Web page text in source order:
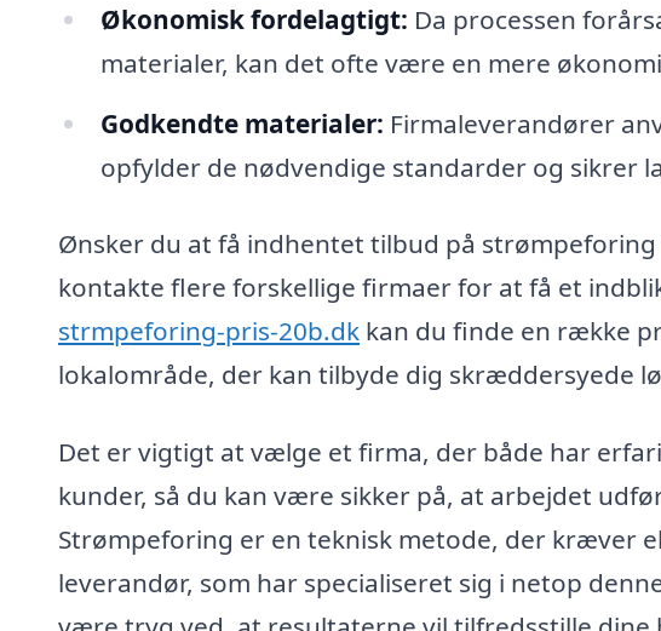
Økonomisk fordelagtigt: Da processen
materialer, kan det ofte være en mere
Godkendte materialer: Firmaleverandører
opfylder de nødvendige standarder og sikrer
Ønsker du at få indhentet tilbud på
kontakte flere forskellige firmaer for at få et
strmpeforing-pris-20b.dk kan du finde en række
lokalområde, der kan tilbyde dig skræddersyede
Det er vigtigt at vælge et firma, der både har
kunder, så du kan være sikker på, at arbejdet
Strømpeforing er en teknisk metode, der kræver
leverandør, som har specialiseret sig i netop